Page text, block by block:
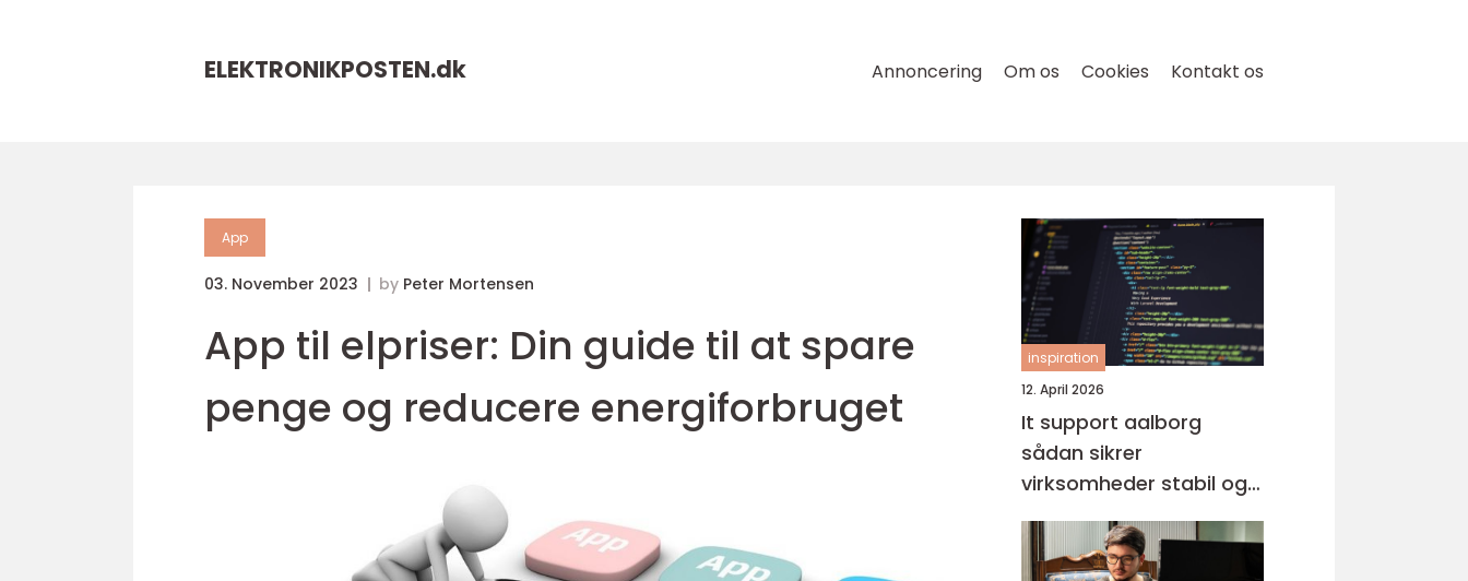
ELEKTRONIKPOSTEN.dk Annoncering Om os Cookies Kontakt os
App
03. November 2023 by Peter Mortensen
App til elpriser: Din guide til at spare
penge og reducere energiforbruget
inspiration
12. April 2026
It support aalborg
sådan sikrer
virksomheder stabil og
tryg it-drift